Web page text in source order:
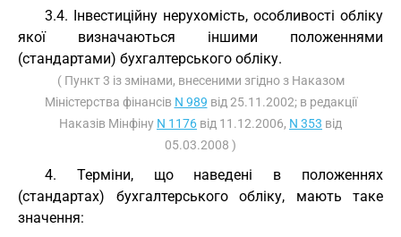
3.4. Інвестиційну нерухомість, особливості обліку
якої визначаються іншими положеннями
(стандартами) бухгалтерського обліку.
( Пункт 3 із змінами, внесеними згідно з Наказом
Міністерства фінансів N 989 від 25.11.2002; в редакції
Наказів Мінфіну N 1176 від 11.12.2006, N 353 від
05.03.2008 )
4. Терміни, що наведені в положеннях
(стандартах) бухгалтерського обліку, мають таке
значення: